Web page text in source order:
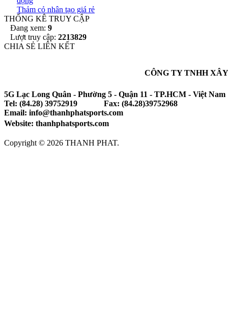
Thảm cỏ nhân tạo giá rẻ
THỐNG KÊ TRUY CẬP
Đang xem: 9
Lượt truy cập: 2213829
CHIA SẺ LIÊN KẾT
CÔNG TY TNHH
5G Lạc Long Quân - Phường 5 - Quận 11 - TP.HCM - Việt Nam
Tel: (84.28) 39752919 Fax: (84.28)39752968
Email: info@thanhphatsports.com
Website: thanhphatsports.com
Copyright © 2026 THANH PHAT.